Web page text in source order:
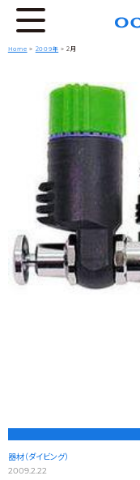
Home > 2009年 > 2月
器材（ダイビング）
2009.2.22